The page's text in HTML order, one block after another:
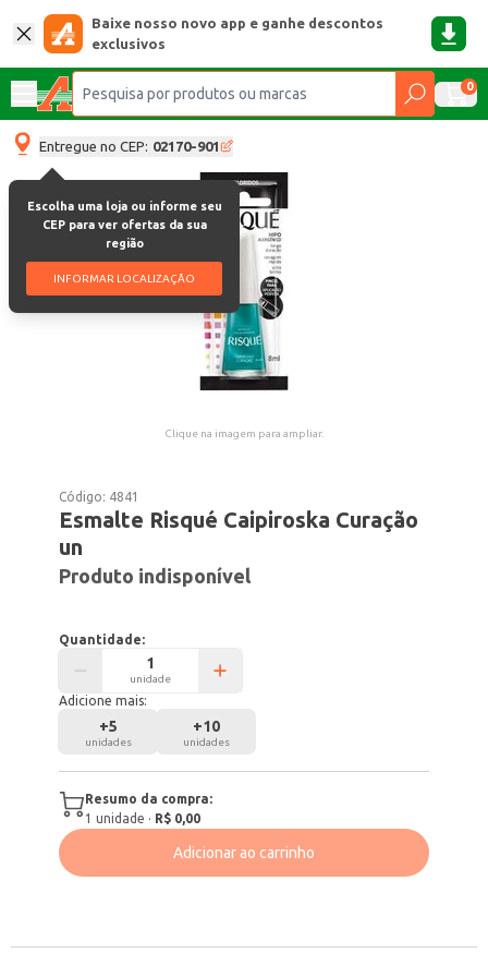
Baixe nosso novo app e ganhe descontos
exclusivos
0
Entregue no CEP: 02170-901
Escolha uma loja ou informe seu
CEP para ver ofertas da sua
região
INFORMAR LOCALIZAÇÃO
Clique na imagem para ampliar.
Código: 4841
Esmalte Risqué Caipiroska Curação
un
Produto indisponível
Quantidade:
unidade
Adicione mais:
+5
unidades
+10
unidades
Resumo da compra:
1 unidade · R$ 0,00
Adicionar ao carrinho